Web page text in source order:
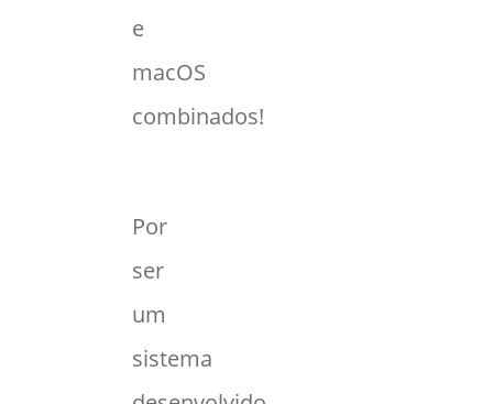
e
macOS
combinados!
Por
ser
um
sistema